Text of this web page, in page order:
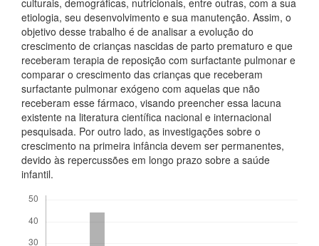
culturais, demográficas, nutricionais, entre outras, com a sua
etiologia, seu desenvolvimento e sua manutenção. Assim, o
objetivo desse trabalho é de analisar a evolução do
crescimento de crianças nascidas de parto prematuro e que
receberam terapia de reposição com surfactante pulmonar e
comparar o crescimento das crianças que receberam
surfactante pulmonar exógeno com aquelas que não
receberam esse fármaco, visando preencher essa lacuna
existente na literatura científica nacional e internacional
pesquisada. Por outro lado, as investigações sobre o
crescimento na primeira infância devem ser permanentes,
devido às repercussões em longo prazo sobre a saúde
infantil.